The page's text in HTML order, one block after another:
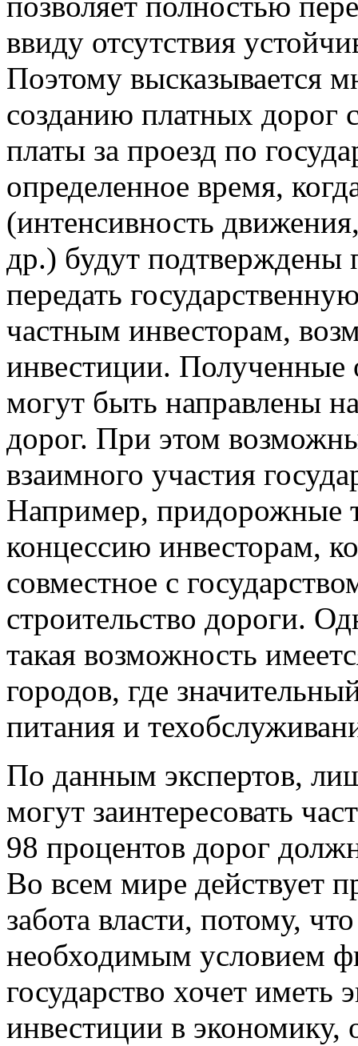
ввиду отсутствия
Поэтому высказывается
созданию платных дорог
платы за проезд по
определенное время,
(интенсивность
др.) будут подтверждены
передать
частным инвесторам,
инвестиции. Полученные
могут быть направлены
дорог. При этом
взаимного участия
Например, придорожные
концессию инвесторам,
совместное с
строительство дороги.
такая возможность
городов, где
питания и
По данным экспертов,
могут заинтересовать
98 процентов дорог
Во всем мире действует
забота власти, потому,
необходимым условием
государство хочет иметь
инвестиции в экономику,